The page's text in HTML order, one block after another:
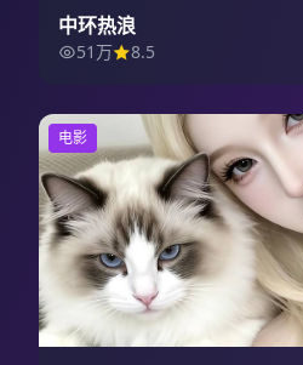
中环热浪
51万 8.5
电影